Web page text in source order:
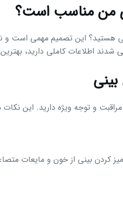
من مناسب است؟
هستید؟ این تصمیم مهمی است و
شدند اطلاعات کاملی دارید،
مراقبت و توجه ویژه دارید. این
کردن بینی از خون و مایعات